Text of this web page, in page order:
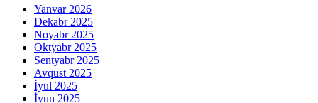
Yanvar 2026
Dekabr 2025
Noyabr 2025
Oktyabr 2025
Sentyabr 2025
Avqust 2025
İyul 2025
İyun 2025